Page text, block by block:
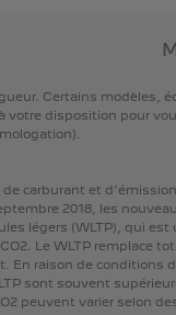
Certains modèles,
à votre disposition pour
de carburant et
2018, les
légers (WLTP), qui est
CO2. Le WLTP remplace
En raison de conditions
sont souvent
peuvent varier selon